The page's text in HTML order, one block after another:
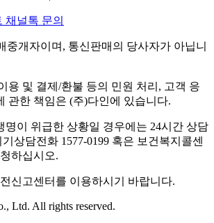
채널톡 문의
중개자이며, 통신판매의 당사자가 아닙니
용 및 결제/환불 등의 민원 처리, 고객 응
관한 책임은 (주)다인에 있습니다.
명이 위급한 상황일 경우에는 24시간 상담
상담전화 1577-0199 혹은 보건복지콜센
하십시오.
신고센터를 이용하시기 바랍니다.
Ltd. All rights reserved.